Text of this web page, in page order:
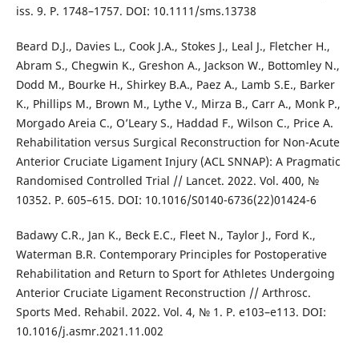
iss. 9. P. 1748–1757. DOI: 10.1111/sms.13738
Beard D.J., Davies L., Cook J.A., Stokes J., Leal J., Fletcher H.,
Abram S., Chegwin K., Greshon A., Jackson W., Bottomley N.,
Dodd M., Bourke H., Shirkey B.A., Paez A., Lamb S.E., Barker
K., Phillips M., Brown M., Lythe V., Mirza B., Carr A., Monk P.,
Morgado Areia C., O’Leary S., Haddad F., Wilson C., Price A.
Rehabilitation versus Surgical Reconstruction for Non-Acute
Anterior Cruciate Ligament Injury (ACL SNNAP): A Pragmatic
Randomised Controlled Trial // Lancet. 2022. Vol. 400, №
10352. Р. 605–615. DOI: 10.1016/S0140-6736(22)01424-6
Badawy C.R., Jan K., Beck E.C., Fleet N., Taylor J., Ford K.,
Waterman B.R. Contemporary Principles for Postoperative
Rehabilitation and Return to Sport for Athletes Undergoing
Anterior Cruciate Ligament Reconstruction // Arthrosc.
Sports Med. Rehabil. 2022. Vol. 4, № 1. Р. e103–e113. DOI:
10.1016/j.asmr.2021.11.002